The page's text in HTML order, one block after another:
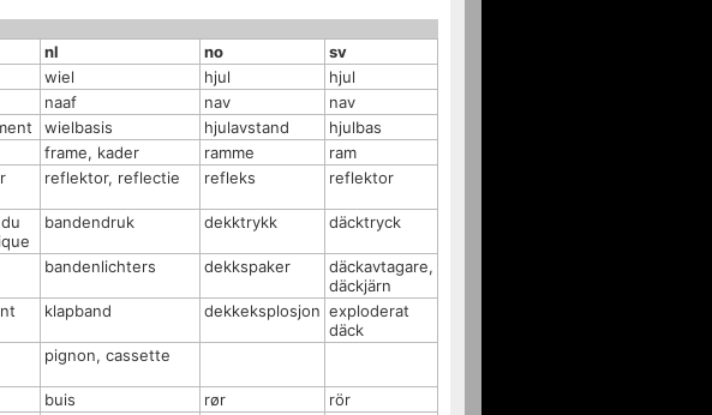
nl no
sv
wiel hjul
hjul
naaf nav
nav
wielbasis hjulavstand
hjulbas
frame, kader ramme
ram
reflektor, reflectie refleks reflektor
bandendruk dekktrykk däcktryck
bandenlichters dekkspaker
däckavtagare,
däckjärn
klapband dekkeksplosjon exploderat
däck
pignon, cassette
buis rør
rör